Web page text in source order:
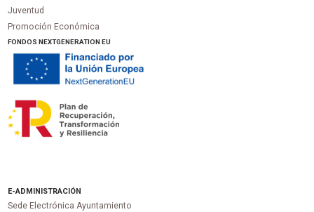
Juventud
Promoción Económica
FONDOS NEXTGENERATION EU
E-ADMINISTRACIÓN
Sede Electrónica Ayuntamiento